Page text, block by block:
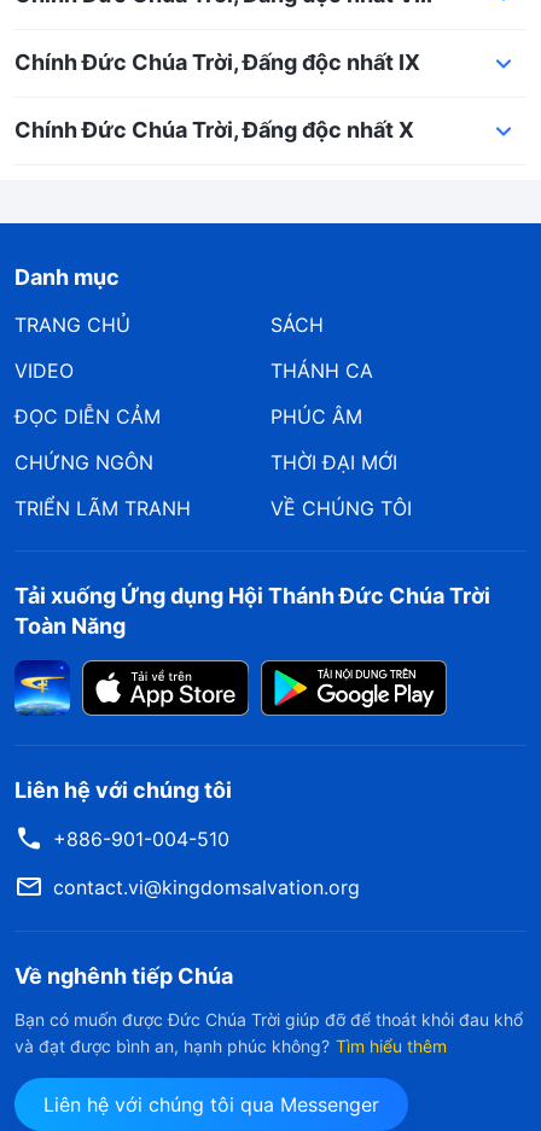
Chính Đức Chúa Trời, Đấng độc nhất IX
Chính Đức Chúa Trời, Đấng độc nhất X
Danh mục
TRANG CHỦ
SÁCH
VIDEO
THÁNH CA
ĐỌC DIỄN CẢM
PHÚC ÂM
CHỨNG NGÔN
THỜI ĐẠI MỚI
TRIỂN LÃM TRANH
VỀ CHÚNG TÔI
Tải xuống Ứng dụng Hội Thánh Đức Chúa Trời
Toàn Năng
Liên hệ với chúng tôi
+886-901-004-510
contact.vi@kingdomsalvation.org
Về nghênh tiếp Chúa
Bạn có muốn được Đức Chúa Trời giúp đỡ để thoát khỏi đau khổ
và đạt được bình an, hạnh phúc không? Tìm hiểu thêm
Liên hệ với chúng tôi qua Messenger